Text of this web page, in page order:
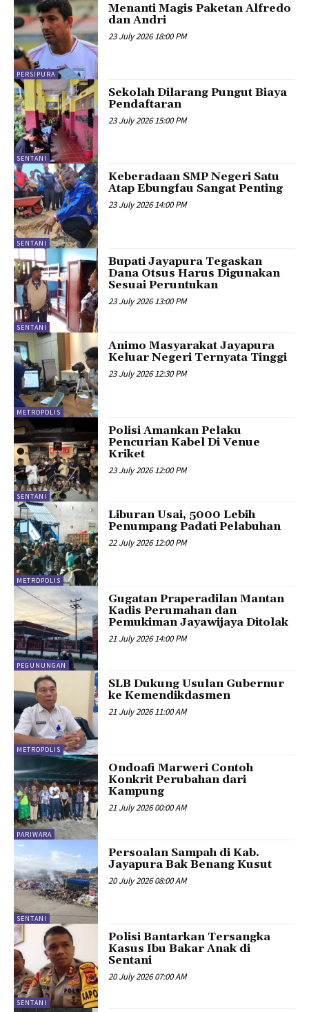
PERSIPURA
Menanti Magis Paketan Alfredo
dan Andri
23 July 2026 18:00 PM
SENTANI
Sekolah Dilarang Pungut Biaya
Pendaftaran
23 July 2026 15:00 PM
SENTANI
Keberadaan SMP Negeri Satu
Atap Ebungfau Sangat Penting
23 July 2026 14:00 PM
SENTANI
Bupati Jayapura Tegaskan
Dana Otsus Harus Digunakan
Sesuai Peruntukan
23 July 2026 13:00 PM
METROPOLIS
Animo Masyarakat Jayapura
Keluar Negeri Ternyata Tinggi
23 July 2026 12:30 PM
SENTANI
Polisi Amankan Pelaku
Pencurian Kabel Di Venue
Kriket
23 July 2026 12:00 PM
METROPOLIS
Liburan Usai, 5000 Lebih
Penumpang Padati Pelabuhan
22 July 2026 12:00 PM
PEGUNUNGAN
Gugatan Praperadilan Mantan
Kadis Perumahan dan
Pemukiman Jayawijaya Ditolak
21 July 2026 14:00 PM
METROPOLIS
SLB Dukung Usulan Gubernur
ke Kemendikdasmen
21 July 2026 11:00 AM
PARIWARA
Ondoafi Marweri Contoh
Konkrit Perubahan dari
Kampung
21 July 2026 00:00 AM
SENTANI
Persoalan Sampah di Kab.
Jayapura Bak Benang Kusut
20 July 2026 08:00 AM
SENTANI
Polisi Bantarkan Tersangka
Kasus Ibu Bakar Anak di
Sentani
20 July 2026 07:00 AM